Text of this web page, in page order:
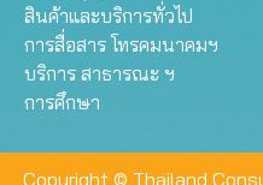
สินค้าและบริการทั่วไป
การสื่อสาร โทรคมนาคมฯ
บริการ สาธารณะ ฯ
การศึกษา
Copyright © Thailand